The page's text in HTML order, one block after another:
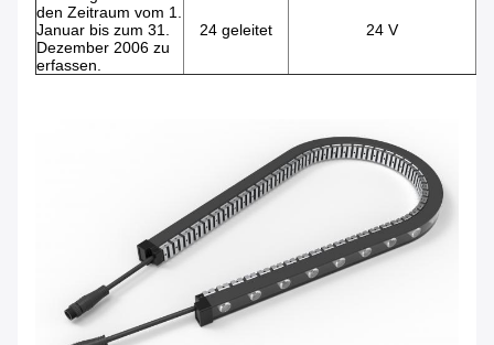
den Zeitraum vom 1.
Januar bis zum 31.
Dezember 2006 zu
erfassen.
24 geleitet 24 V